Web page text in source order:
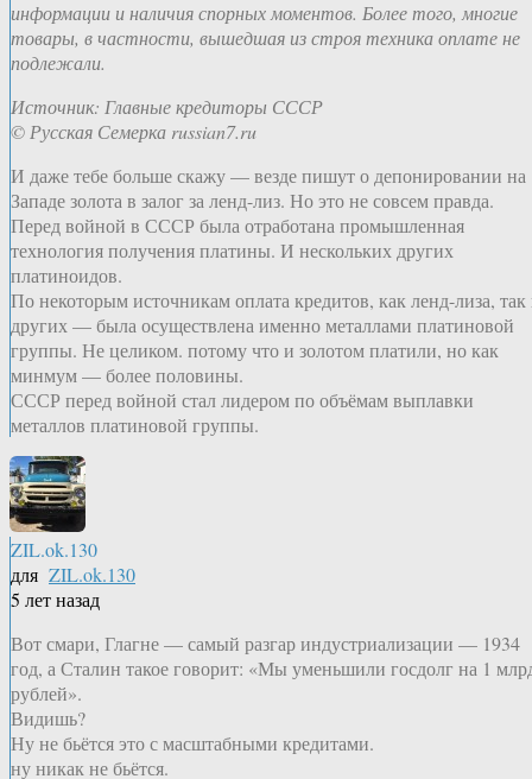
информации и наличия спорных моментов. Более того, многие
товары, в частности, вышедшая из строя техника оплате не
подлежали.
Источник: Главные кредиторы СССР
© Русская Семерка russian7.ru
И даже тебе больше скажу — везде пишут о депонировании на
Западе золота в залог за ленд-лиз. Но это не совсем правда.
Перед войной в СССР была отработана промышленная
технология получения платины. И нескольких других
платиноидов.
По некоторым источникам оплата кредитов, как ленд-лиза, так
других — была осуществлена именно металлами платиновой
группы. Не целиком. потому что и золотом платили, но как
минмум — более половины.
СССР перед войной стал лидером по объёмам выплавки
металлов платиновой группы.
ZIL.ok.130
для ZIL.ok.130
5 лет назад
Вот смари, Глагне — самый разгар индустриализации — 1934
год, а Сталин такое говорит: «Мы уменьшили госдолг на 1
рублей».
Видишь?
Ну не бьётся это с масштабными кредитами.
ну никак не бьётся.